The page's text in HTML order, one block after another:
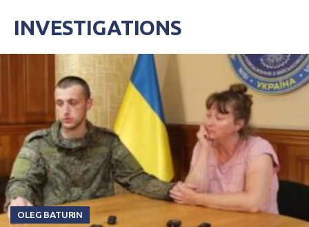
INVESTIGATIONS
OLEG BATURIN